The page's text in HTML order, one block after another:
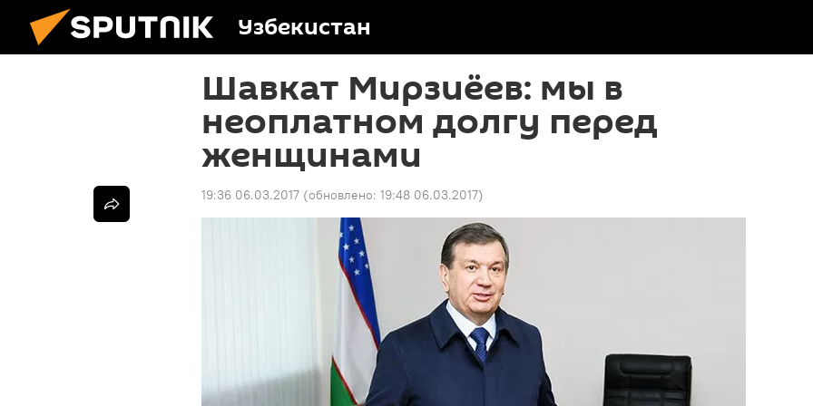
Узбекистан
Шавкат Мирзиёев: мы в
неоплатном долгу перед
женщинами
19:36 06.03.2017 (обновлено: 19:48 06.03.2017)